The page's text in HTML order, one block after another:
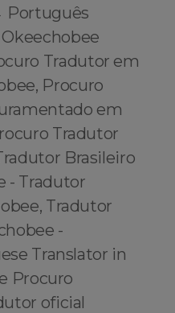
Português
Tradutor em
Procuro
em
Tradutor
Brasileiro
- Tradutor
Tradutor
-
Translator in
Procuro
oficial